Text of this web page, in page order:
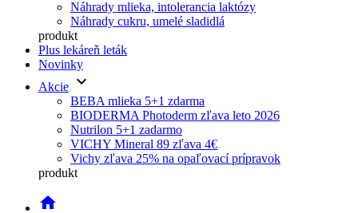
Náhrady mlieka, intolerancia laktózy
Náhrady cukru, umelé sladidlá
produkt
Plus lekáreň leták
Novinky
Akcie keyboard_arrow_down
BEBA mlieka 5+1 zdarma
BIODERMA Photoderm zľava leto 2026
Nutrilon 5+1 zadarmo
VICHY Mineral 89 zľava 4€
Vichy zľava 25% na opaľovací prípravok
produkt
home